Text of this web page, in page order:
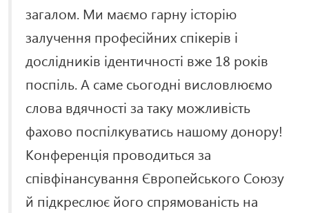
загалом. Ми маємо гарну історію
залучення професійних спікерів і
дослідників ідентичності вже 18 років
поспіль. А саме сьогодні висловлюємо
слова вдячності за таку можливість
фахово поспілкуватись нашому донору!
Конференція проводиться за
співфінансування Європейського Союзу
й підкреслює його спрямованість на